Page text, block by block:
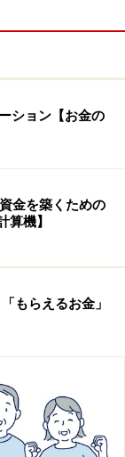
にはあまり問
であれば、厚
限の年金は受
ション【お金の
金を築くための
算機】
もらえるお金」